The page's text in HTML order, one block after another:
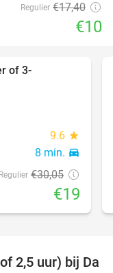
Regulier €17,40
€10
of 3-
9.6 star
8 min. directions_car
Regulier €30,05
€19
30%
2,5 uur) bij Da